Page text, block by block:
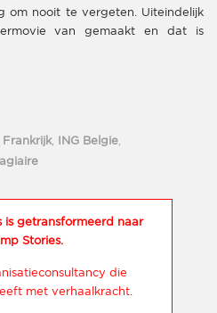
om nooit te vergeten. Uiteindelijk
van gemaakt en dat is
Frankrijk, ING Belgie
is getransformeerd naar
Stories.
die
met verhaalkracht.